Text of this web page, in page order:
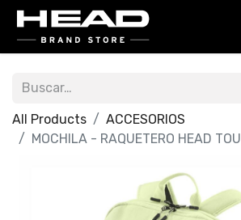
All Products
ACCESORIOS
MOCHILA - RAQUETERO HEAD